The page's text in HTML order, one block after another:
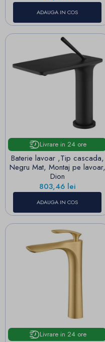
ADAUGA IN COS
Livrare in 24 ore
Baterie lavoar ,Tip cascada,
Negru Mat, Montaj pe lavoar,
Dion
Pret
803,46 lei
ADAUGA IN COS
Livrare in 24 ore